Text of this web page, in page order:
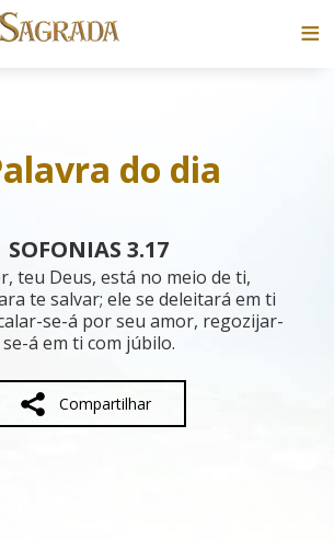
Blog
Parceiros
Sobre
do dia
SOFONIAS 3.17
teu Deus, está no meio de ti,
te salvar; ele se deleitará em ti
se-á por seu amor, regozijar-
se-á em ti com júbilo.
Compartilhar